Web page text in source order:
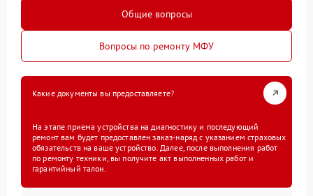
Общие вопросы
Вопросы по ремонту МФУ
Какие документы вы предоставляете?
На этапе приема устройства на диагностику и последующий
ремонт вам будет предоставлен заказ-наряд с указанием страховых
обязательств на ваше устройство. Далее, после выполнения работ
по ремонту техники, вы получите акт выполненных работ и
гарантийный талон.